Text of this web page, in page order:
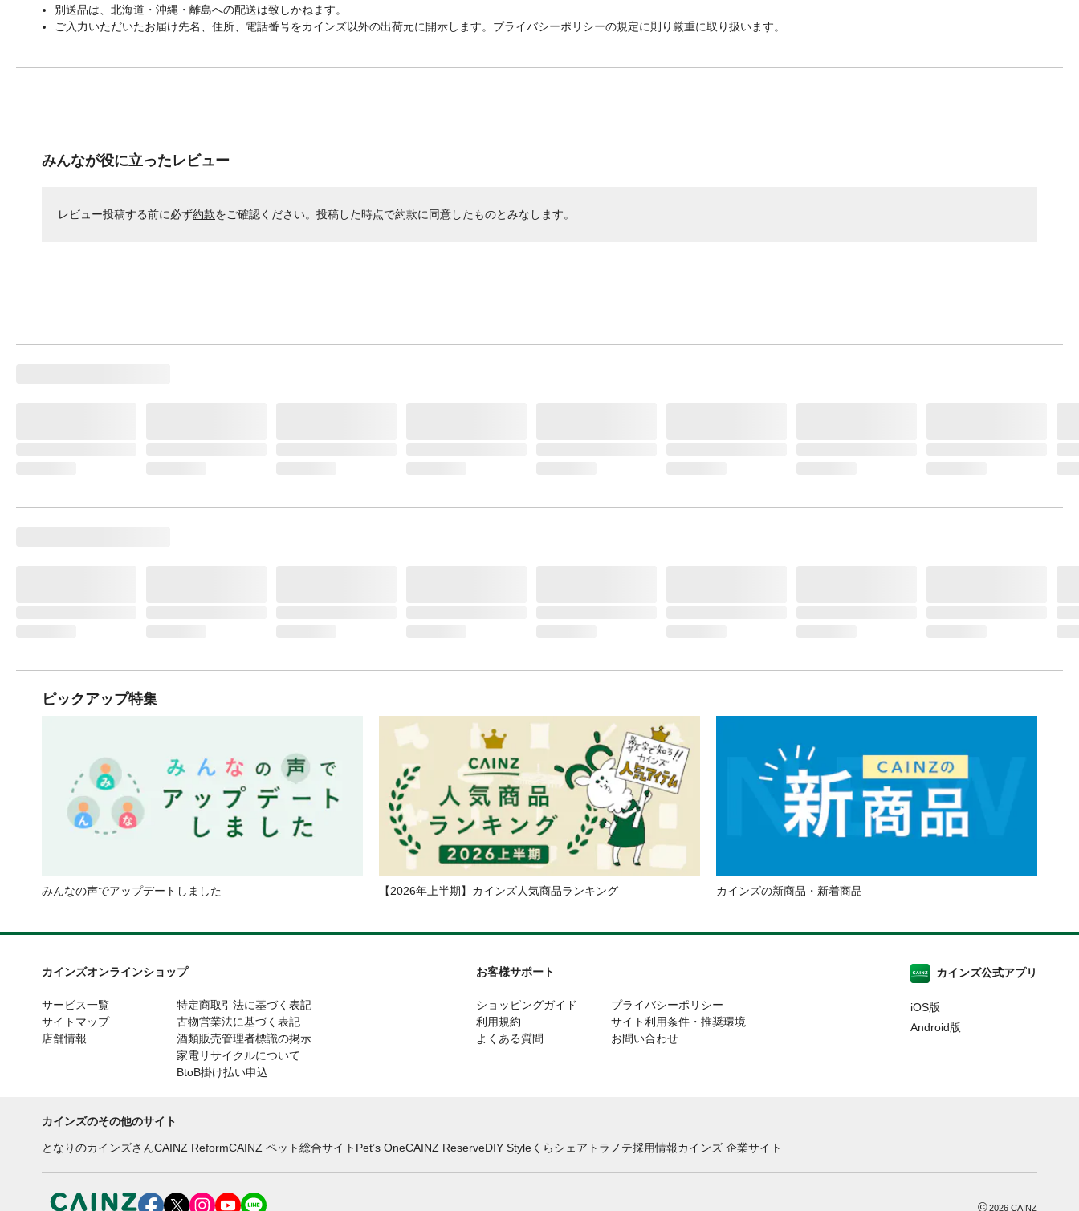
別送品は、北海道・沖縄・離島への配送は致しかねます。
ご入力いただいたお届け先名、住所、電話番号をカインズ以外の出荷元に開示します。プライバシーポリシーの規定に則り厳重に取り扱います。
みんなが役に立ったレビュー
レビュー投稿する前に必ず約款をご確認ください。投稿した時点で約款に同意したものとみなします。
ピックアップ特集
みんなの声でアップデートしました 【2026年上半期】カインズ人気商品ランキング カインズの新商品・新着商品
カインズオンラインショップ
サービス一覧
サイトマップ
店舗情報
特定商取引法に基づく表記
古物営業法に基づく表記
酒類販売管理者標識の掲示
家電リサイクルについて
BtoB掛け払い申込
お客様サポート
ショッピングガイド
利用規約
よくある質問
プライバシーポリシー
サイト利用条件・推奨環境
お問い合わせ
カインズ公式アプリ
iOS版
Android版
カインズのその他のサイト
となりのカインズさんCAINZ ReformCAINZ ペット総合サイト Pet’s OneCAINZ ReserveDIY Styleくらシェア トラノテ採用情報カインズ 企業サイト
©2026 CAINZ